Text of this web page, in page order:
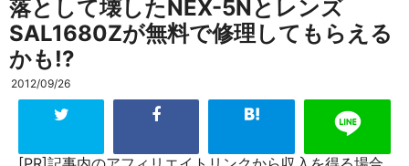
落として壊したNEX-5Nとレンズ
SAL1680Zが無料で修理してもらえる
かも!?
2012/09/26